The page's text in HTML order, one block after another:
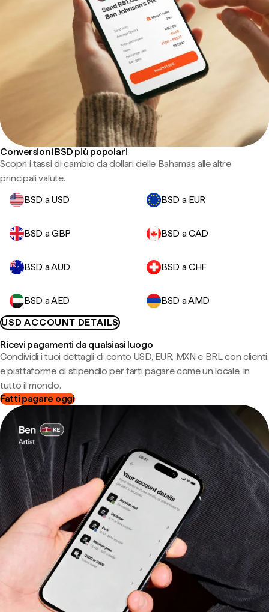
Conversioni BSD più popolari
Scopri i tassi di cambio da dollari delle Bahamas alle altre
principali valute.
BSD a USD
BSD a EUR
BSD a GBP BSD a CAD
BSD a AUD BSD a CHF
BSD a AED
BSD a AMD
USD ACCOUNT DETAILS
Ricevi pagamenti da qualsiasi luogo
Condividi i tuoi dettagli di conto USD, EUR, MXN e BRL con clienti
e piattaforme di stipendio per farti pagare come un locale, in
tutto il mondo.
Fatti pagare oggi